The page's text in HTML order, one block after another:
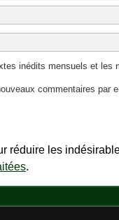
inédits mensuels et les
commentaires par
réduire les
.